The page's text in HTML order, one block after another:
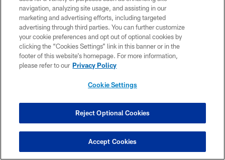
TERMS AND CONDITIONS
PRIVACY POLICY
ACCESSIBILITY
CONTACT US
COOKIE SETTINGS
navigation, analyzing site usage, and assisting in our
marketing and advertising efforts, including targeted
advertising through third parties. You can further customize
your cookie preferences and opt out of optional cookies by
clicking the “Cookies Settings” link in this banner or in the
footer of this website’s homepage. For more information,
please refer to our Privacy Policy
Cookie Settings
Reject Optional Cookies
Accept Cookies